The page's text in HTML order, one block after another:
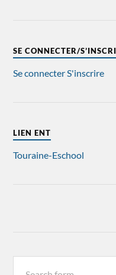
SE CONNECTER/
Se connecterS'inscrire
LIEN ENT
Touraine-Eschool